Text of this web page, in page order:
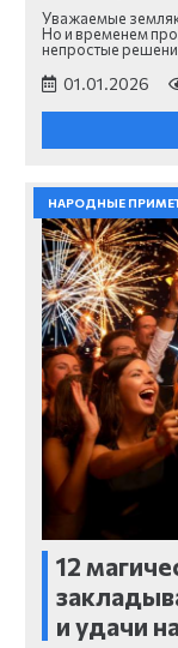
Уважаемые
Но и временем
непростые
01.01.2026
НАРОДНЫЕ
12
и удачи